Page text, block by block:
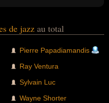
de jazz au total
Pierre Papadiamandis
Ray Ventura
Sylvain Luc
Wayne Shorter